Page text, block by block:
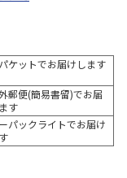
ケットでお届けします
郵便(簡易書留)でお届
す
パックライトでお届け